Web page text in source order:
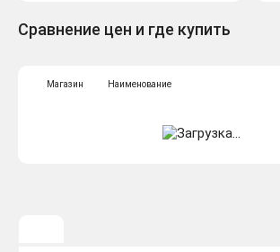
Сравнение цен и где купить
Магазин Наименование